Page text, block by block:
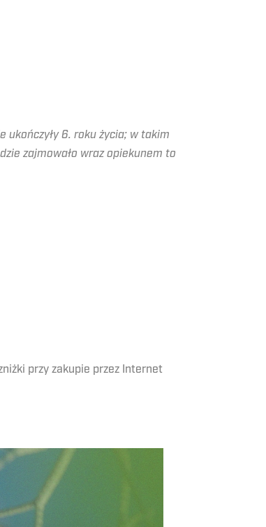
ukończyły 6. roku życia; w takim
zajmowało wraz opiekunem to
przy zakupie przez Internet